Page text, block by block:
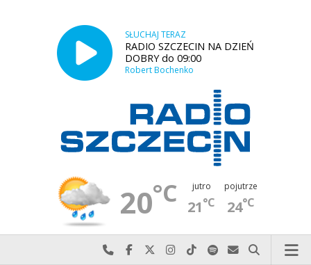
SŁUCHAJ TERAZ
RADIO SZCZECIN NA DZIEŃ
DOBRY do 09:00
Robert Bochenko
20°C jutro
21°C
pojutrze
24°C
Najlepiej po prostu do nas zadzwoń
Odwiedź nas na Facebook-u
Odwiedź nas na X
Odwiedź nas na Instagram-ie
Odwiedź nas na TikTok-u
Szukaj nas na Spotify
Wyślij do nas
Szukaj